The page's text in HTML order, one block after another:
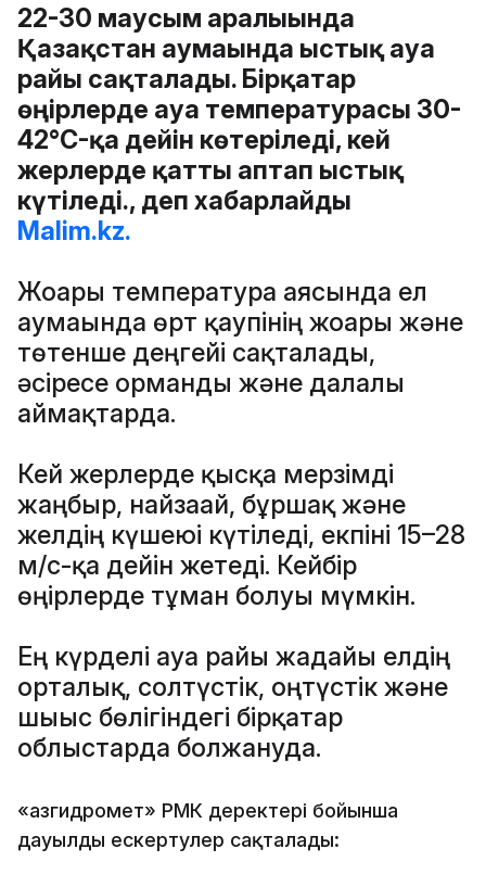
22-30 маусым аралығында
Қазақстан аумағында ыстық ауа
райы сақталады. Бірқатар
өңірлерде ауа температурасы 30-
42°C-қа дейін көтеріледі, кей
жерлерде қатты аптап ыстық
күтіледі., деп хабарлайды
Malim.kz.
Жоғары температура аясында ел
аумағында өрт қаупінің жоғары және
төтенше деңгейі сақталады,
әсіресе орманды және далалы
аймақтарда.
Кей жерлерде қысқа мерзімді
жаңбыр, найзағай, бұршақ және
желдің күшеюі күтіледі, екпіні 15–28
м/с-қа дейін жетеді. Кейбір
өңірлерде тұман болуы мүмкін.
Ең күрделі ауа райы жағдайы елдің
орталық, солтүстік, оңтүстік және
шығыс бөлігіндегі бірқатар
облыстарда болжануда.
«Қазгидромет» РМК деректері бойынша
дауылды ескертулер сақталады: